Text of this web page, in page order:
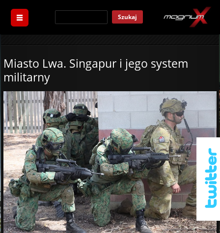
Szukaj
Miasto Lwa. Singapur i jego system
militarny